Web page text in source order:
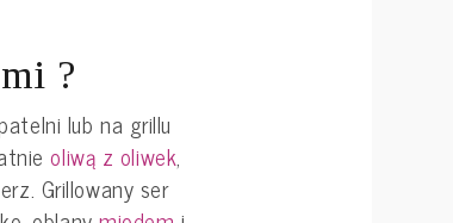
?
lub na grillu
oliwą z oliwek,
Grillowany ser